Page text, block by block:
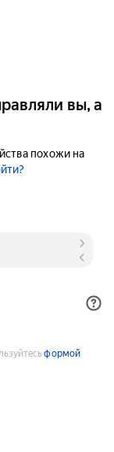
вы, а
похожи на
формой